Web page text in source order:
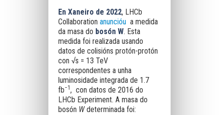
En Xaneiro de 2022, LHCb
Collaboration anuncióua medida
da masa do bosón W. Esta
medida foi realizada usando
datos de colisións protón-protón
con √s = 13 TeV
correspondentes a unha
luminosidade integrada de 1.7
fb−1, con datos de 2016 do
LHCb Experiment. A masa do
bosón Wdeterminada foi: